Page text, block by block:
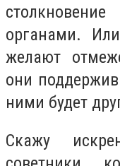
органами.
желают
они
ними будет
Скажу